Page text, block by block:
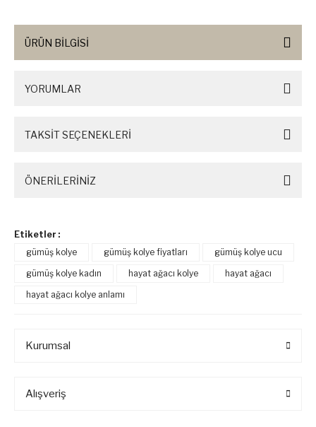
ÜRÜN BİLGİSİ
YORUMLAR
TAKSİT SEÇENEKLERİ
ÖNERİLERİNİZ
Etiketler :
gümüş kolye
gümüş kolye fiyatları
gümüş kolye ucu
gümüş kolye kadın
hayat ağacı kolye
hayat ağacı
hayat ağacı kolye anlamı
Kurumsal
Alışveriş